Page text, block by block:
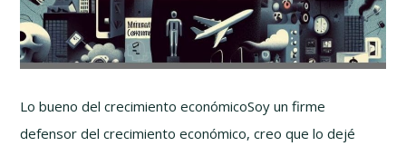
Lo bueno del crecimiento económicoSoy un firme
defensor del crecimiento económico, creo que lo dejé